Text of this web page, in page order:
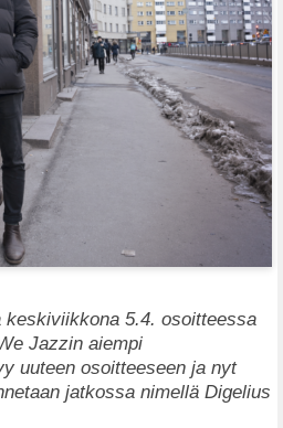
keskiviikkona 5.4. osoitteessa
Jazzin aiempi
uuteen osoitteeseen ja nyt
jatkossa nimellä Digelius